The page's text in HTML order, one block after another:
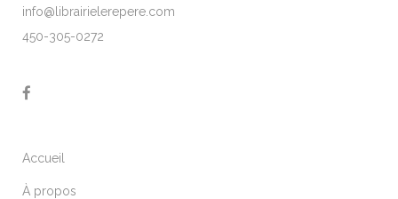
info@librairielerepere.com
450-305-0272
Accueil
À propos